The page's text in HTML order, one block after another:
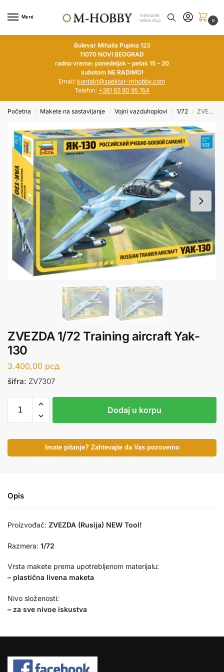
Meni
0
Bulevar Mihaila Pupina 123
11070 NOVI BEOGRAD
radno vreme: ponedeljak – petak 15 – 20
subotom NE RADIMO!
Email: kontakt@spektar-mhobby.com
Telefon: +381 63 80 95 154
Početna / Makete na sastavljanje / Vojni vazduhoplovi / 1/72 / ZVEZDA 1/72 Training aircraft Yak-130
ZVEZDA 1/72 Training aircraft Yak-
130
3.400,00 рсд
šifra: ZV7307
Dodaj u korpu
Imate pitanje? Zahtevajte da Vas pozovemo
Opis
Proizvođač: ZVEZDA (Rusija) NEW Tool!
Razmera: 1/72
Vrsta makete prema upotrebljenom materijalu:
– plastična livena maketa
Nivo složenosti:
– za sve nivoe iskustva